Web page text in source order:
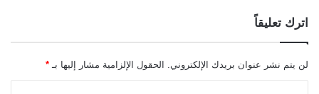
اترك تعليقاً
لن يتم نشر عنوان بريدك الإلكتروني. الحقول الإلزامية مشار إليها بـ *